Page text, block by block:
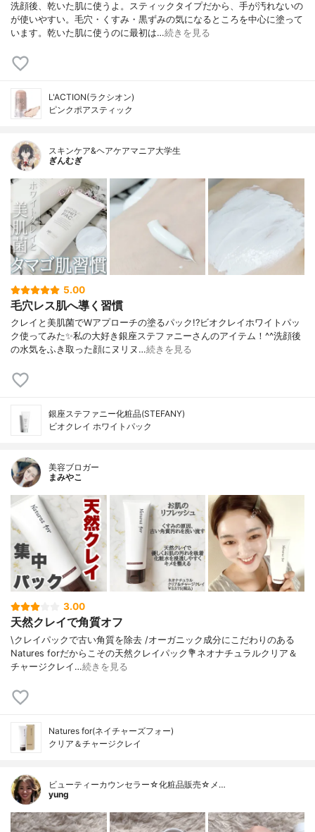
洗顔後、乾いた肌に使うよ。スティックタイプだから、手が汚れないの
が使いやすい。毛穴・くすみ・黒ずみの気になるところを中心に塗って
います。乾いた肌に使うのに最初は…続きを見る
L'ACTION(ラクシオン)
ピンクポアスティック
スキンケア&ヘアケアマニア大学生
ぎんむぎ
5.00
毛穴レス肌へ導く習慣
クレイと美肌菌でWアプローチの塗るパック!?ビオクレイホワイトパッ
ク使ってみた✨私の大好き銀座ステファニーさんのアイテム！^^洗顔後
の水気をふき取った顔にヌリヌ…続きを見る
銀座ステファニー化粧品(STEFANY)
ビオクレイ ホワイトパック
美容ブロガー
まみやこ
3.00
天然クレイで角質オフ
\クレイパックで古い角質を除去 /⁡オーガニック成分にこだわりのある
Natures forだからこその天然クレイパック⁡⁡💐ネオナチュラルクリア＆
チャージクレイ…続きを見る
Natures for(ネイチャーズフォー)
クリア＆チャージクレイ
ビューティーカウンセラー☆化粧品販売☆メ…
yung